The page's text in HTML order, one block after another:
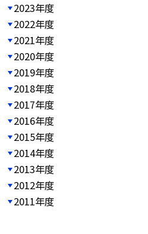
2023年度
2022年度
2021年度
2020年度
2019年度
2018年度
2017年度
2016年度
2015年度
2014年度
2013年度
2012年度
2011年度